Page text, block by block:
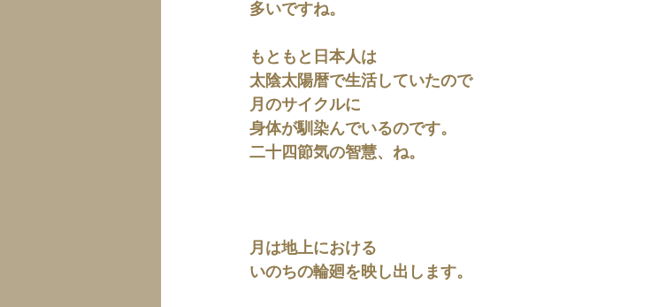
多いですね。
もともと日本人は
太陰太陽暦で生活していたので
月のサイクルに
身体が馴染んでいるのです。
二十四節気の智慧、ね。
月は地上における
いのちの輪廻を映し出します。